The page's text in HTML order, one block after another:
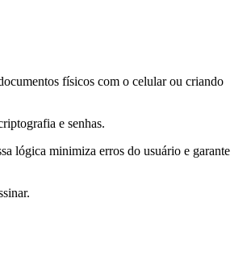
físicos com o celular ou criando
e senhas.
lógica minimiza erros do usuário e garante